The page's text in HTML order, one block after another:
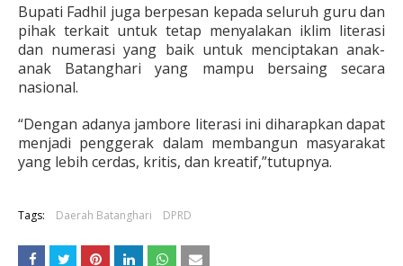
Bupati Fadhil juga berpesan kepada seluruh guru dan
pihak terkait untuk tetap menyalakan iklim literasi
dan numerasi yang baik untuk menciptakan anak-
anak Batanghari yang mampu bersaing secara
nasional.
“Dengan adanya jambore literasi ini diharapkan dapat
menjadi penggerak dalam membangun masyarakat
yang lebih cerdas, kritis, dan kreatif,”tutupnya.
Tags: Daerah Batanghari DPRD